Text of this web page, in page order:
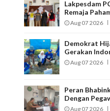
Lakpesdam
Remaja
Aug 07 2026
Demokrat
Gerakan
Aug 07 2026
Peran
Dengan
Aug 07 2026